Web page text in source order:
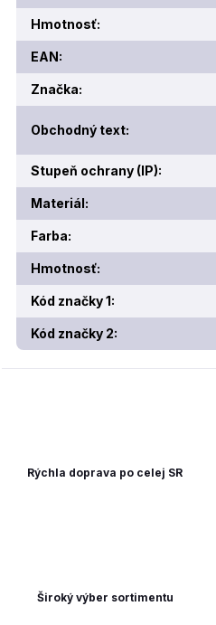
Hmotnosť:
EAN:
Značka:
Obchodný text:
Stupeň ochrany (IP):
Materiál:
Farba:
Hmotnosť:
Kód značky 1:
Kód značky 2:
Rýchla doprava po celej SR
Široký výber sortimentu